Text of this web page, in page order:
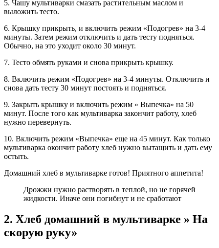
5. Чашу мультиварки смазать растительным маслом и
выложить тесто.
6. Крышку прикрыть, и включить режим «Подогрев» на 3-4
минуты. Затем режим отключить и дать тесту подняться.
Обычно, на это уходит около 30 минут.
7. Тесто обмять руками и снова прикрыть крышку.
8. Включить режим «Подогрев» на 3-4 минуты. Отключить и
снова дать тесту 30 минут постоять и подняться.
9. Закрыть крышку и включить режим » Выпечка» на 50
минут. После того как мультиварка закончит работу, хлеб
нужно перевернуть.
10. Включить режим «Выпечка» еще на 45 минут. Как только
мультиварка окончит работу хлеб нужно вытащить и дать ему
остыть.
Домашний хлеб в мультиварке готов! Приятного аппетита!
Дрожжи нужно растворять в теплой, но не горячей
жидкости. Иначе они погибнут и не сработают
2. Хлеб домашний в мультиварке » На
скорую руку»